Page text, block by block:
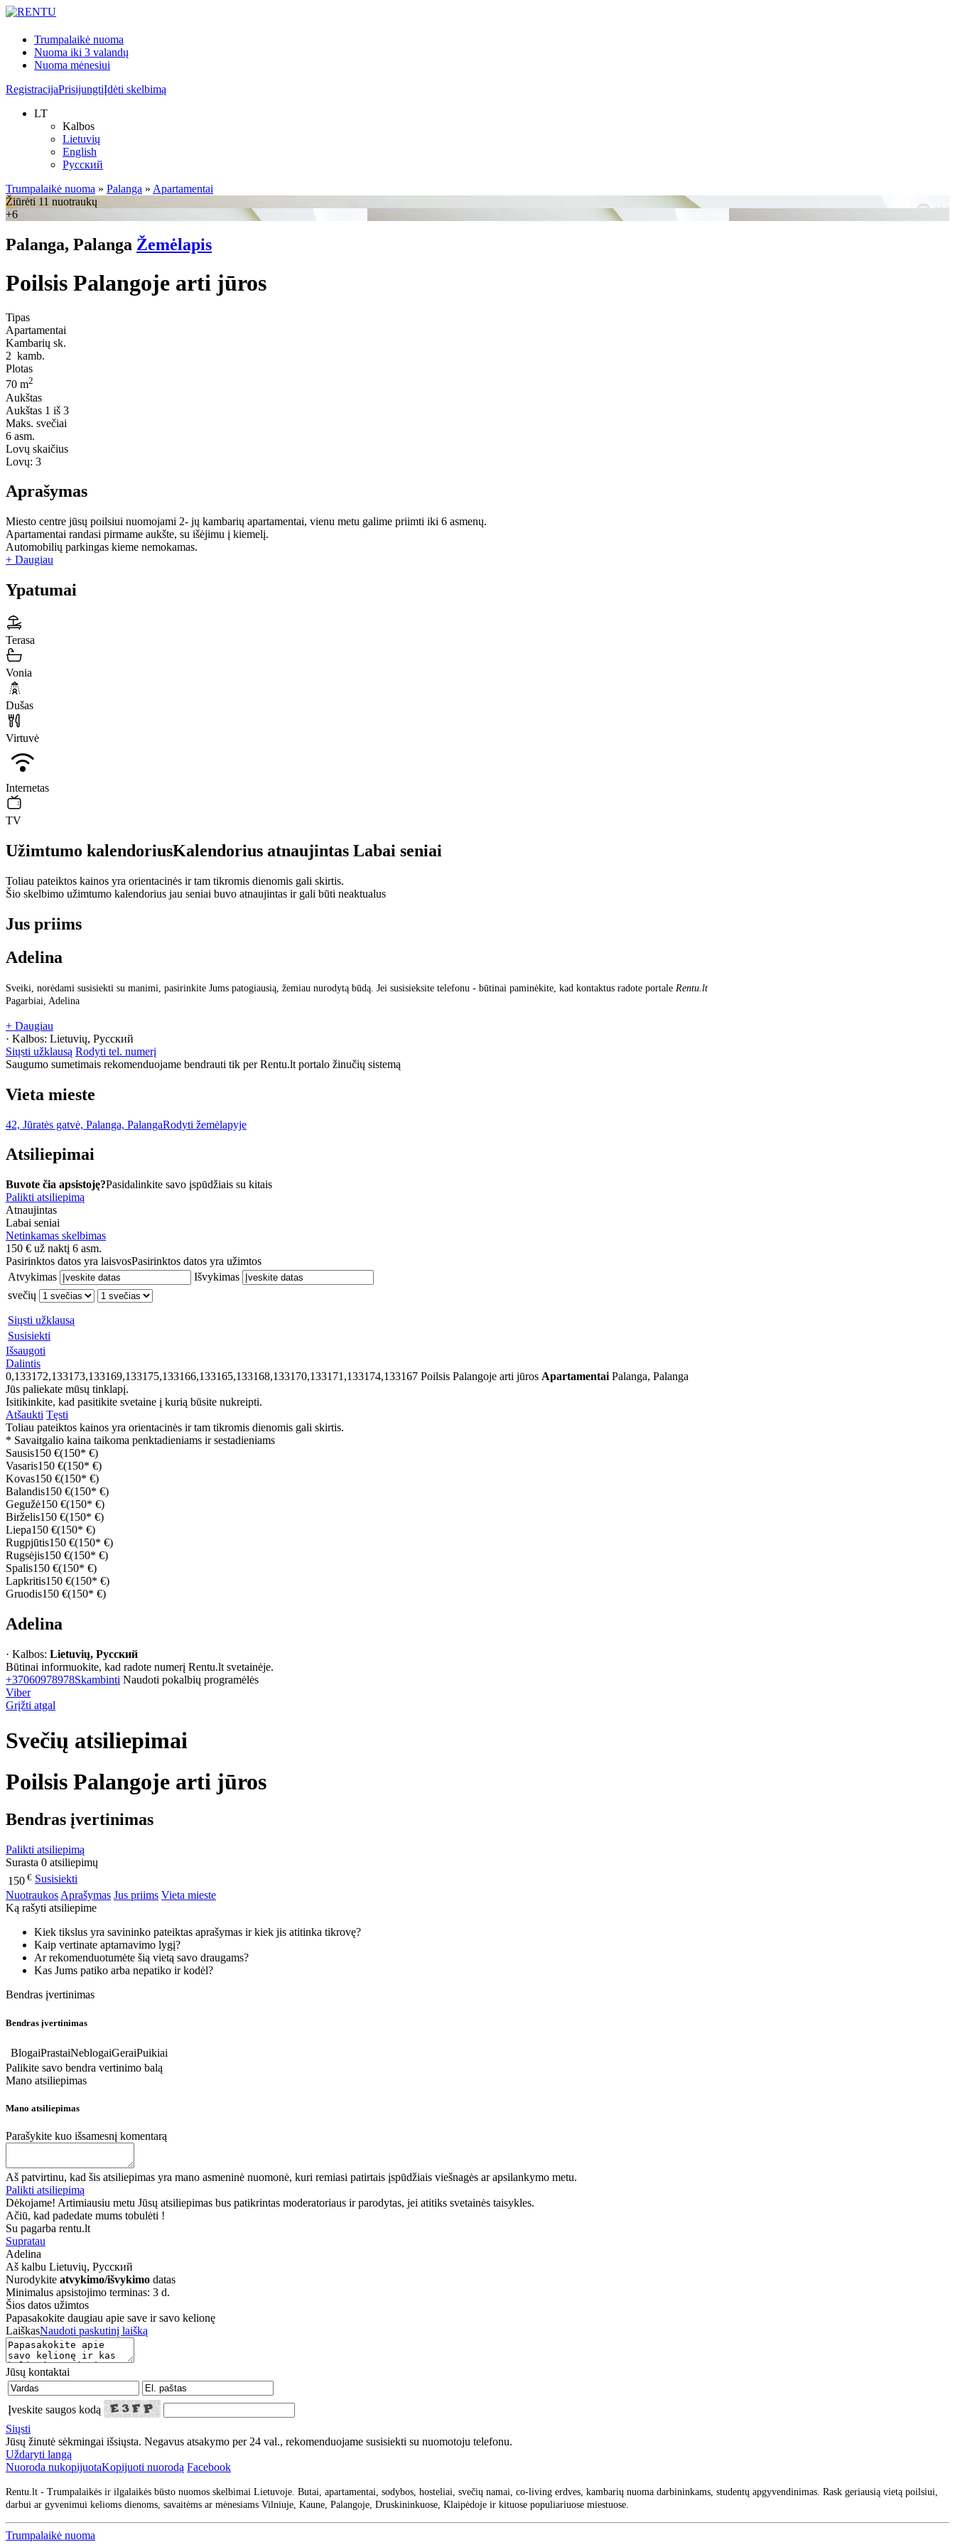
Trumpalaikė nuoma
Nuoma iki 3 valandų
Nuoma mėnesiui
RegistracijaPrisijungtiĮdėti skelbimą
LT
Kalbos
Lietuvių
English
Русский
Trumpalaikė nuoma » Palanga » Apartamentai
Žiūrėti 11 nuotraukų
+6
Palanga, Palanga Žemėlapis
Poilsis Palangoje arti jūros
Tipas
Apartamentai
Kambarių sk.
2 kamb.
Plotas
70 m2
Aukštas
Aukštas 1 iš 3
Maks. svečiai
6 asm.
Lovų skaičius
Lovų: 3
Aprašymas
Miesto centre jūsų poilsiui nuomojami 2- jų kambarių apartamentai, vienu metu galime priimti iki 6 asmenų.
Apartamentai randasi pirmame aukšte, su išėjimu į kiemelį.
Automobilių parkingas kieme nemokamas.
+ Daugiau
Ypatumai
Terasa
Vonia
Dušas
Virtuvė
Internetas
TV
Užimtumo kalendoriusKalendorius atnaujintas Labai seniai
Toliau pateiktos kainos yra orientacinės ir tam tikromis dienomis gali skirtis.
Šio skelbimo užimtumo kalendorius jau seniai buvo atnaujintas ir gali būti neaktualus
Jus priims
Adelina
Sveiki, norėdami susisiekti su manimi, pasirinkite Jums patogiausią, žemiau nurodytą būdą. Jei susisieksite telefonu - būtinai paminėkite, kad kontaktus radote portale Rentu.lt
Pagarbiai, Adelina
+ Daugiau
· Kalbos: Lietuvių, Русский
Siųsti užklausą Rodyti tel. numerį
Saugumo sumetimais rekomenduojame bendrauti tik per Rentu.lt portalo žinučių sistemą
Vieta mieste
42, Jūratės gatvė, Palanga, PalangaRodyti žemėlapyje
Atsiliepimai
Buvote čia apsistoję?Pasidalinkite savo įspūdžiais su kitais
Palikti atsiliepimą
Atnaujintas
Labai seniai
Netinkamas skelbimas
150 € už naktį 6 asm.
Pasirinktos datos yra laisvosPasirinktos datos yra užimtos
Atvykimas
Išvykimas
svečių
Siųsti užklausą
Susisiekti
Išsaugoti
Dalintis
0,133172,133173,133169,133175,133166,133165,133168,133170,133171,133174,133167 Poilsis Palangoje arti jūros Apartamentai Palanga, Palanga
Jūs paliekate mūsų tinklapį.
Isitikinkite, kad pasitikite svetaine į kurią būsite nukreipti.
Atšaukti Tęsti
Toliau pateiktos kainos yra orientacinės ir tam tikromis dienomis gali skirtis.
* Savaitgalio kaina taikoma penktadieniams ir sestadieniams
Sausis150 €(150* €)
Vasaris150 €(150* €)
Kovas150 €(150* €)
Balandis150 €(150* €)
Gegužė150 €(150* €)
Birželis150 €(150* €)
Liepa150 €(150* €)
Rugpjūtis150 €(150* €)
Rugsėjis150 €(150* €)
Spalis150 €(150* €)
Lapkritis150 €(150* €)
Gruodis150 €(150* €)
Adelina
· Kalbos: Lietuvių, Русский
Būtinai informuokite, kad radote numerį Rentu.lt svetainėje.
+37060978978Skambinti Naudoti pokalbių programėlės
Viber
Grįžti atgal
Svečių atsiliepimai
Poilsis Palangoje arti jūros
Bendras įvertinimas
Palikti atsiliepimą
Surasta 0 atsiliepimų
150 € Susisiekti
Nuotraukos Aprašymas Jus priims Vieta mieste
Ką rašyti atsiliepime
Kiek tikslus yra savininko pateiktas aprašymas ir kiek jis atitinka tikrovę?
Kaip vertinate aptarnavimo lygį?
Ar rekomenduotumėte šią vietą savo draugams?
Kas Jums patiko arba nepatiko ir kodėl?
Bendras įvertinimas
Bendras įvertinimas
BlogaiPrastaiNeblogaiGeraiPuikiai
Palikite savo bendra vertinimo balą
Mano atsiliepimas
Mano atsiliepimas
Parašykite kuo išsamesnį komentarą
Aš patvirtinu, kad šis atsiliepimas yra mano asmeninė nuomonė, kuri remiasi patirtais įspūdžiais viešnagės ar apsilankymo metu.
Palikti atsiliepimą
Dėkojame! Artimiausiu metu Jūsų atsiliepimas bus patikrintas moderatoriaus ir parodytas, jei atitiks svetainės taisykles.
Ačiū, kad padedate mums tobulėti !
Su pagarba rentu.lt
Supratau
Adelina
Aš kalbu Lietuvių, Русский
Nurodykite atvykimo/išvykimo datas
Minimalus apsistojimo terminas: 3 d.
Šios datos užimtos
Papasakokite daugiau apie save ir savo kelionę
LaiškasNaudoti paskutinį laišką
Jūsų kontaktai
Įveskite saugos kodą
Siųsti
Jūsų žinutė sėkmingai išsiųsta. Negavus atsakymo per 24 val., rekomenduojame susisiekti su nuomotoju telefonu.
Uždaryti langą
Nuoroda nukopijuotaKopijuoti nuorodą Facebook
Rentu.lt - Trumpalaikės ir ilgalaikės būsto nuomos skelbimai Lietuvoje. Butai, apartamentai, sodybos, hosteliai, svečių namai, co-living erdves, kambarių nuoma darbininkams, studentų apgyvendinimas. Rask geriausią vietą poilsiui,
darbui ar gyvenimui kelioms dienoms, savaitėms ar mėnesiams Vilniuje, Kaune, Palangoje, Druskininkuose, Klaipėdoje ir kituose populiariuose miestuose.
Trumpalaikė nuoma